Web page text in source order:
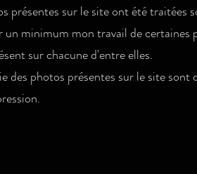
présentes sur le site ont été traitées
minimum mon travail de certaines
sur chacune d'entre elles.​
des photos présentes sur le site